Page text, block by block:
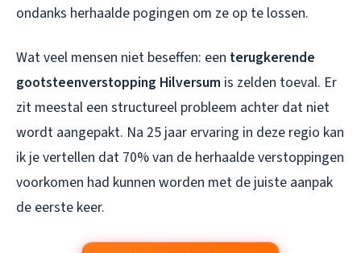
ondanks herhaalde pogingen om ze op te lossen.
Wat veel mensen niet beseffen: een terugkerende
gootsteenverstopping Hilversum is zelden toeval. Er
zit meestal een structureel probleem achter dat niet
wordt aangepakt. Na 25 jaar ervaring in deze regio kan
ik je vertellen dat 70% van de herhaalde verstoppingen
voorkomen had kunnen worden met de juiste aanpak
de eerste keer.